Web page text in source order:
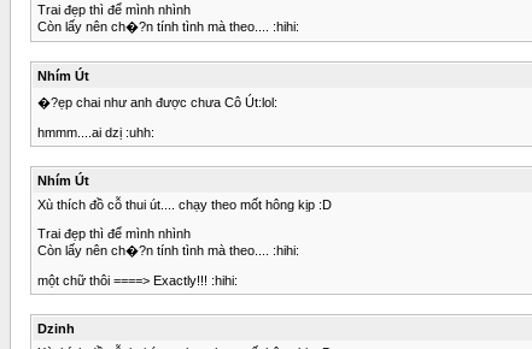
Trai đẹp thì để mình nhình
Còn lấy nên ch�?n tính tình mà theo.... :hihi:
Nhím Út
�?ẹp chai như anh được chưa Cô Út:lol:
hmmm....ai dzị :uhh:
Nhím Út
Xù thích đồ cỗ thui út.... chạy theo mốt hông kịp :D
Trai đẹp thì để mình nhình
Còn lấy nên ch�?n tính tình mà theo.... :hihi:
một chữ thôi ====> Exactly!!! :hihi:
Dzinh